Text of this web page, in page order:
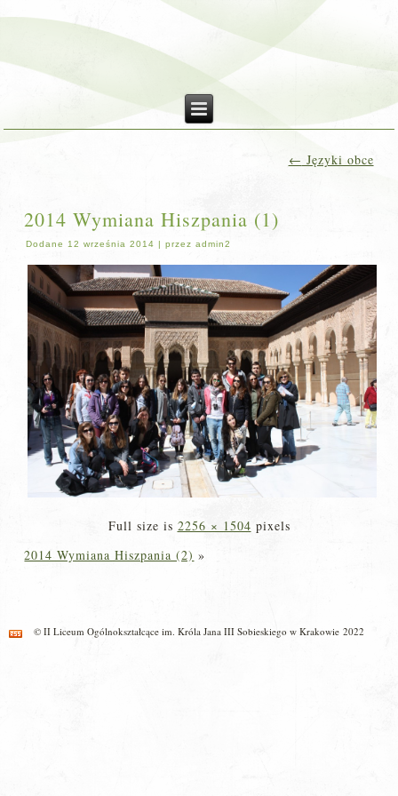
← Języki obce
2014 Wymiana Hiszpania (1)
Dodane 12 września 2014 |przez admin2
Full size is 2256 × 1504 pixels
2014 Wymiana Hiszpania (2) »
© II Liceum Ogólnokształcące im. Króla Jana III Sobieskiego w Krakowie 2022